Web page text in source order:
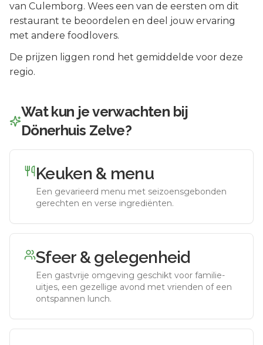
van Culemborg. Wees een van de eersten om dit
restaurant te beoordelen en deel jouw ervaring
met andere foodlovers.
De prijzen liggen rond het gemiddelde voor deze
regio.
Wat kun je verwachten bij
Dönerhuis Zelve?
Keuken & menu
Een gevarieerd menu met seizoensgebonden
gerechten en verse ingrediënten.
Sfeer & gelegenheid
Een gastvrije omgeving geschikt voor familie-
uitjes, een gezellige avond met vrienden of een
ontspannen lunch.